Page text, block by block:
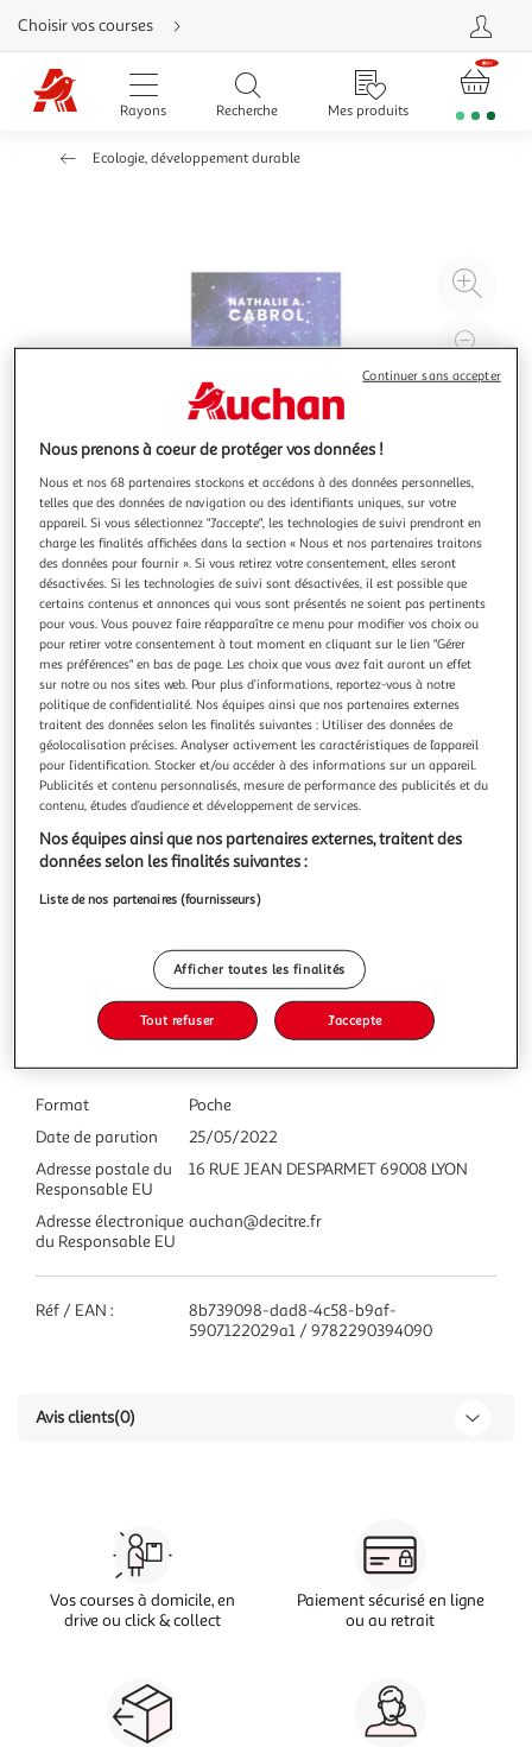
Aller
directement
au
contenu
Aller
directement
Aller
Choisir vos courses
Rayons Recherche Mes produits
Ecologie, développement durable
à
A L'AUBE DE NOUVEAUX HORIZONS, Cabrol Nathalie
Sommes-nous seuls dans l'Univers ? Dans un essai vivant
et didactique sur l'une des questions les plus profondes de
l'humanité, l'astrobiologiste Nathalie Cabrol aborde
l'exploration de notre système solaire, la recherche des
exoplanètes, celle des signaux extraterrestres et les types
de civilisatio
En savoir +
Vous voulez connaître le prix de ce produit ?
Afficher le prix
Caractéristiques
Format
Poche
Date de parution
25/05/2022
Adresse postale du
Responsable EU
16 RUE JEAN DESPARMET 69008 LYON
Adresse électronique
du Responsable EU
auchan@decitre.fr
Réf / EAN :
8b739098-dad8-4c58-b9af-
5907122029a1 / 9782290394090
Avis clients(0)
Vos courses à domicile, en
drive ou click & collect
Paiement sécurisé en ligne
ou au retrait
Nous prenons à coeur de protéger vos données !
Nous et nos 68 partenaires stockons et accédons à des données personnelles,
telles que des données de navigation ou des identifiants uniques, sur votre
appareil. Si vous sélectionnez "J'accepte", les technologies de suivi prendront en
charge les finalités affichées dans la section « Nous et nos partenaires traitons
des données pour fournir ». Si vous retirez votre consentement, elles seront
désactivées. Si les technologies de suivi sont désactivées, il est possible que
certains contenus et annonces qui vous sont présentés ne soient pas pertinents
pour vous. Vous pouvez faire réapparaître ce menu pour modifier vos choix ou
pour retirer votre consentement à tout moment en cliquant sur le lien "Gérer
mes préférences" en bas de page. Les choix que vous avez fait auront un effet
sur notre ou nos sites web. Pour plus d’informations, reportez-vous à notre
politique de confidentialité. Nos équipes ainsi que nos partenaires externes
traitent des données selon les finalités suivantes : Utiliser des données de
géolocalisation précises. Analyser activement les caractéristiques de l’appareil
pour l’identification. Stocker et/ou accéder à des informations sur un appareil.
Publicités et contenu personnalisés, mesure de performance des publicités et du
contenu, études d’audience et développement de services.
Nos équipes ainsi que nos partenaires externes, traitent des
données selon les finalités suivantes :
Liste de nos partenaires (fournisseurs)
Afficher toutes les finalités
Tout refuser J'accepte
Continuer sans accepter